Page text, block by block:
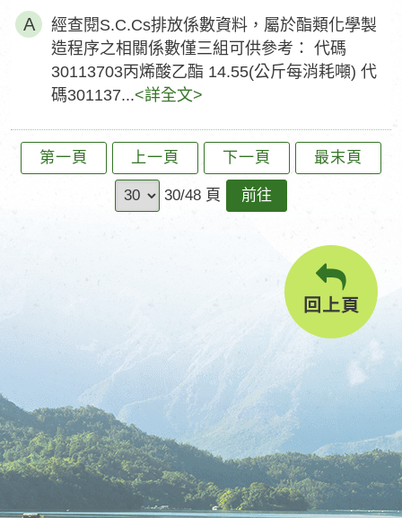
經查閱S.C.Cs排放係數資料，屬於酯類化學製
造程序之相關係數僅三組可供參考： 代碼
30113703丙烯酸乙酯 14.55(公斤每消耗噸) 代
碼301137...<詳全文>
第一頁 上一頁 下一頁 最末頁
30/48 頁
往
回上頁